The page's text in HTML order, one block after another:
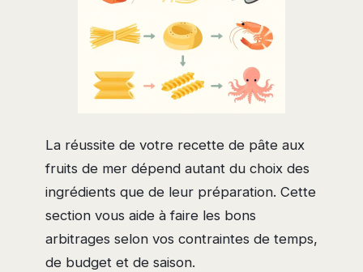
La réussite de votre recette de pâte aux
fruits de mer dépend autant du choix des
ingrédients que de leur préparation. Cette
section vous aide à faire les bons
arbitrages selon vos contraintes de temps,
de budget et de saison.